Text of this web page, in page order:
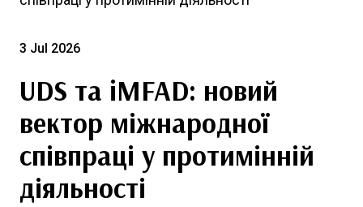
3 Jul 2026
UDS та iMFAD: новий
вектор міжнародної
співпраці у протимінній
діяльності